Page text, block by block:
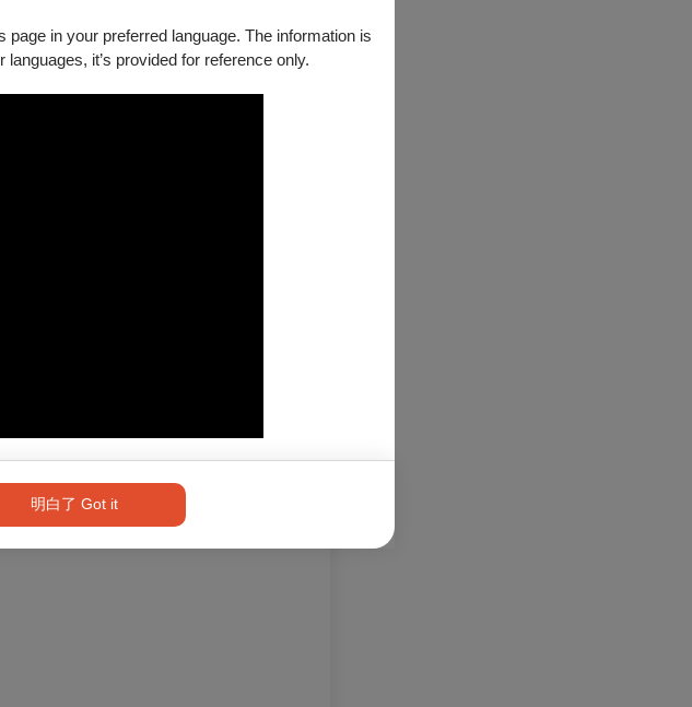
in your preferred language. The information is
it’s provided for reference only.
明白了 Got it
由國藝會跨域合創專案計畫支持
購 1 場 1 張）